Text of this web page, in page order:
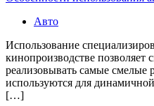
Авто
Использование
кинопроизводстве
реализовывать самые
используются для
[…]